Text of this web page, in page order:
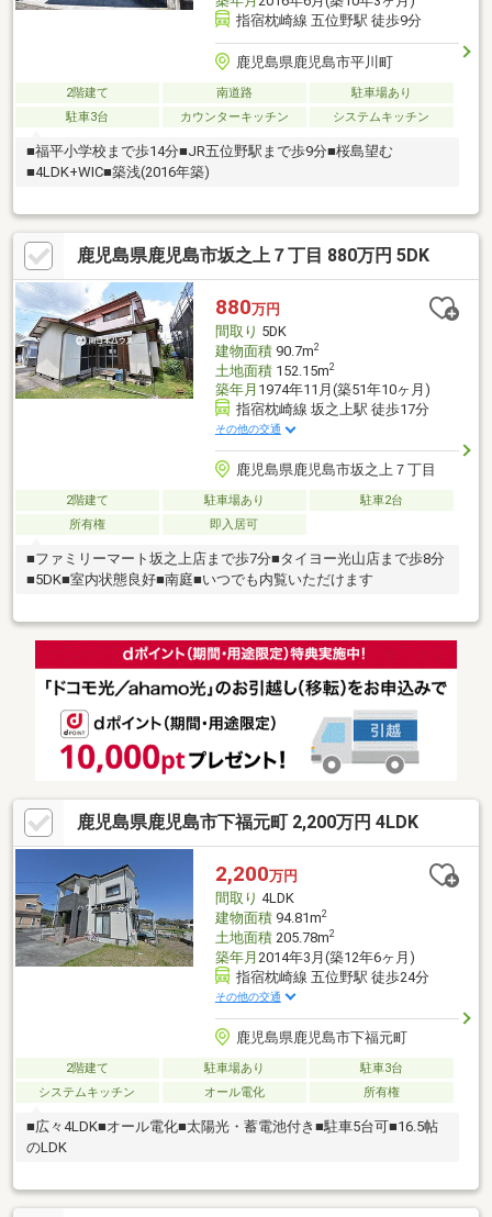
指宿枕崎線 五位野駅 徒歩9分
鹿児島県鹿児島市平川町
2階建て 南道路
駐車場あり
駐車3台
カウンターキッチン システムキッチン
■福平小学校まで歩14分■JR五位野駅まで歩9分■桜島望む
■4LDK+WIC■築浅(2016年築)
鹿児島県鹿児島市坂之上７丁目 880万円 5DK
880万円
間取り 5DK
建物面積90.7m2
土地面積152.15m2
築年月 1974年11月(築51年10ヶ月)
指宿枕崎線 坂之上駅 徒歩17分
その他の交通
鹿児島県鹿児島市坂之上７丁目
2階建て 駐車場あり
駐車2台
所有権
即入居可
■ファミリーマート坂之上店まで歩7分■タイヨー光山店まで歩8分
■5DK■室内状態良好■南庭■いつでも内覧いただけます
鹿児島県鹿児島市下福元町 2,200万円 4LDK
2,200万円
間取り 4LDK
建物面積94.81m2
土地面積205.78m2
築年月 2014年3月(築12年6ヶ月)
指宿枕崎線 五位野駅 徒歩24分
その他の交通
鹿児島県鹿児島市下福元町
2階建て 駐車場あり
駐車3台
システムキッチン
オール電化 所有権
■広々4LDK■オール電化■太陽光・蓄電池付き■駐車5台可■16.5帖
のLDK